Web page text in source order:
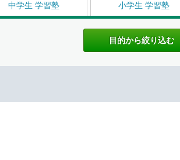
中学生 学習塾 小学生 学習塾